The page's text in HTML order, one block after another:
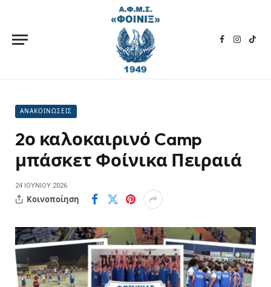
Facebook
ΑΝΑΚΟΙΝΩΣΕΙΣ
2ο καλοκαιρινό Camp
μπάσκετ Φοίνικα Πειραιά
24 ΙΟΥΝΊΟΥ 2026
Κοινοποίηση